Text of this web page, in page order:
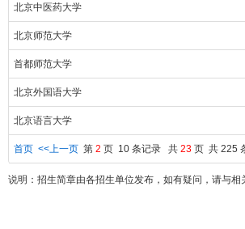
北京中医药大学
北京师范大学
首都师范大学
北京外国语大学
北京语言大学
首页 <<上一页 第 2 页 10 条记录 共 23 页 共 225
说明：招生简章由各招生单位发布，如有疑问，请与相